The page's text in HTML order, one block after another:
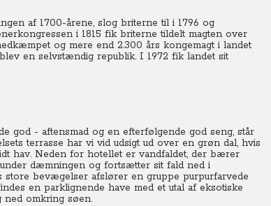
af 1700-årene, slog briterne til i 1796 og
i 1815 fik briterne tildelt magten over
og mere end 2.300 års kongemagt i landet
en selvstændig republik. I 1972 fik landet sit
god - aftensmad og en efterfølgende god seng, står
terrasse har vi vid udsigt ud over en grøn dal, hvis
hav. Neden for hotellet er vandfaldet, der bærer
dæmningen og fortsætter sit fald ned i
bevægelser afslører en gruppe purpurfarvede
en parklignende have med et utal af eksotiske
ned omkring søen.